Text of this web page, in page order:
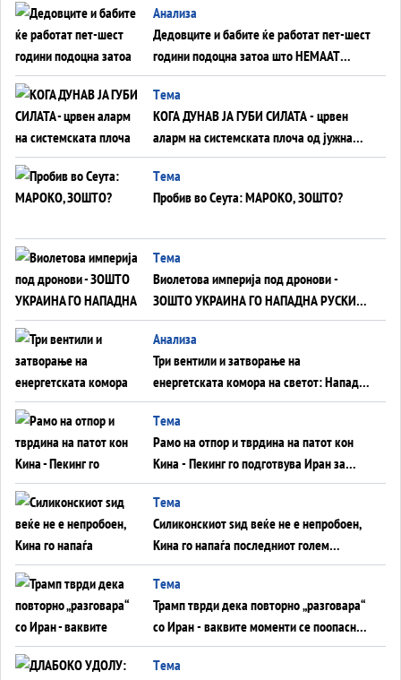
Анализа
Дедовците и бабите ќе работат пет-шест
години подоцна затоа што НЕМААТ
ВНУЦИ ДА ГИ ЗАМЕНАТ
Tема
КОГА ДУНАВ ЈА ГУБИ СИЛАТА - црвен
аларм на системската плоча од јужна
Германија до Црното Море...
Tема
Пробив во Сеута: МАРОКО, ЗОШТО?
Tема
Виолетова империја под дронови -
ЗОШТО УКРАИНА ГО НАПАДНА РУСКИОТ
WILDBERRIES
Aнализа
Три вентили и затворање на
енергетската комора на светот: Нападот
во Суец најавува глобален енергетски
инфаркт?
Tема
Рамо на отпор и тврдина на патот кон
Кина - Пекинг го подготвува Иран за
американска копнена инвазија
Tема
Силиконскиот ѕид веќе не е непробоен,
Кина го напаѓа последниот голем
монопол на Западот?
Tема
Трамп тврди дека повторно „разговара“
со Иран - ваквите моменти се поопасни
од отворените закани
Tема